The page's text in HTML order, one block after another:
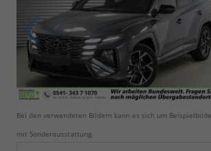
Bei den verwendeten Bildern kann es sich um
mit Sonderausstattung.